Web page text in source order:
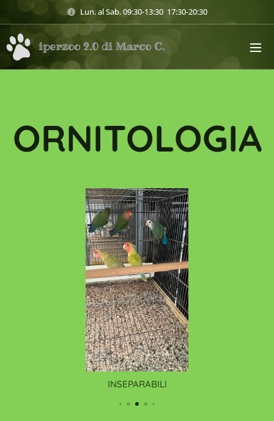
Lun. al Sab. 09:30-13:30 17:30-20:30
iperzoo 2.0 di Marco C.
ORNITOLOGIA
INSEPARABILI